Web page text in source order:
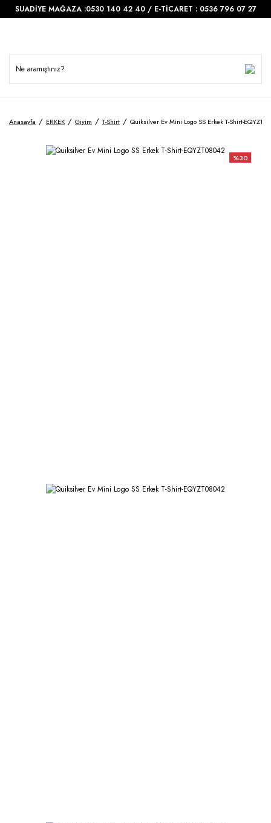
SUADİYE MAĞAZA :0530 140 42 40 / E-TİCARET : 0536 796 07 27
Anasayfa ERKEK Giyim T-Shirt Quiksilver Ev Mini Logo SS Erkek T-Shirt-
%30